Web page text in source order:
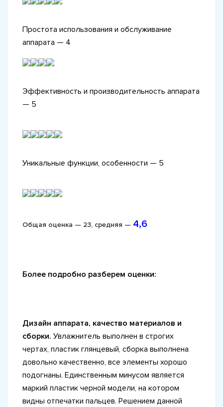
Простота использования и обслуживание
аппарата — 4
Эффективность и производительность аппарата
— 5
Уникальные функции, особенности — 5
Общая оценка — 23, средняя — 4,6
Более подробно разберем оценки:
Дизайн аппарата, качество материалов и
сборки. Увлажнитель выполнен в строгих
чертах, пластик глянцевый, сборка выполнена
довольно качественно, все элементы хорошо
подогнаны. Единственным минусом является
маркий пластик черной модели, на котором
видны отпечатки пальцев. Решением данной